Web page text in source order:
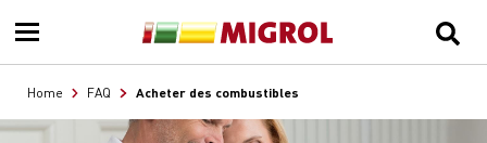
Home FAQ Acheter des combustibles